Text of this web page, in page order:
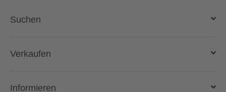
Suchen
Auto kaufen
Verkaufen
Auto verkaufen
Informieren